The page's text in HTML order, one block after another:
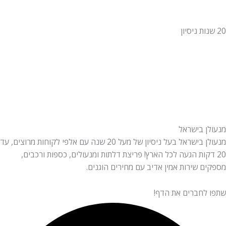
בישראל
מנעולן בישראל בעל ניסיון של מעל 20 שנה עם אלפי לקוחות מרוצים, עד
הגעה לכל הארץ! פריצת דלתות ומנעולים, כספות ורכבים,
שירות אמין אדיב עם מחירים הוגנים.
את הדף!